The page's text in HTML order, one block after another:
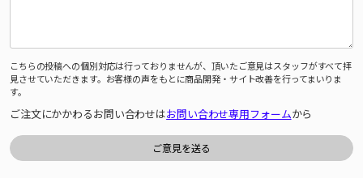
こちらの投稿への個別対応は行っておりませんが、頂いたご意見はスタッフがすべて拝
見させていただきます。お客様の声をもとに商品開発・サイト改善を行ってまいりま
す。
ご注文にかかわるお問い合わせはお問い合わせ専用フォームから